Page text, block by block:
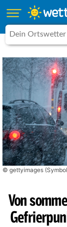
© gettyimages
Von